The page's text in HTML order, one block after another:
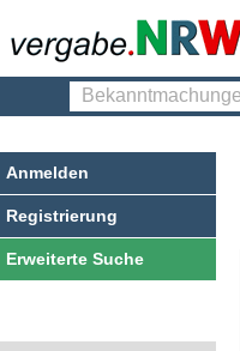
Bekanntmachungen
Anmelden
Registrierung
Erweiterte Suche